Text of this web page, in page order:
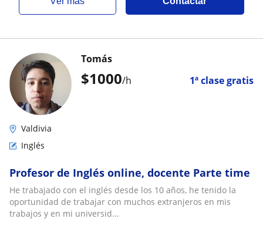
$1000/h 1ª clase gratis
Tomás
Valdivia
Inglés
Profesor de Inglés online, docente Parte time
He trabajado con el inglés desde los 10 años, he tenido la
oportunidad de trabajar con muchos extranjeros en mis
trabajos y en mi universid...